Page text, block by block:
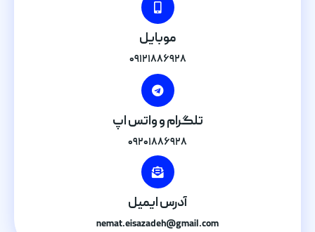
موبایل
۰۹۱۲۱۸۸۶۹۲۸
تلگرام و واتس اپ
۰۹۲۰۱۸۸۶۹۲۸
آدرس ایمیل
nemat.eisazadeh@gmail.com